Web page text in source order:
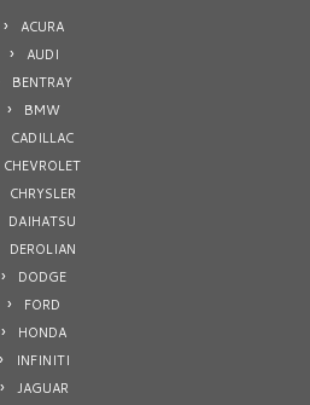
ACURA
AUDI
BENTRAY
BMW
CADILLAC
CHEVROLET
CHRYSLER
DAIHATSU
DEROLIAN
DODGE
FORD
HONDA
INFINITI
JAGUAR